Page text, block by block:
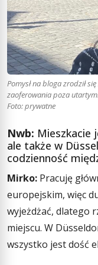
Pomysł na bloga zrodził
zaoferowania poza
Foto: prywatne
Nwb: Mieszkacie
ale także w
codzienność
Mirko: Pracuję
europejskim, więc
wyjeżdżać, dlatego
miejscu. W
wszystko jest dość